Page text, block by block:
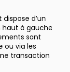
d’un
haut à gauche
sont
ou via les
transaction